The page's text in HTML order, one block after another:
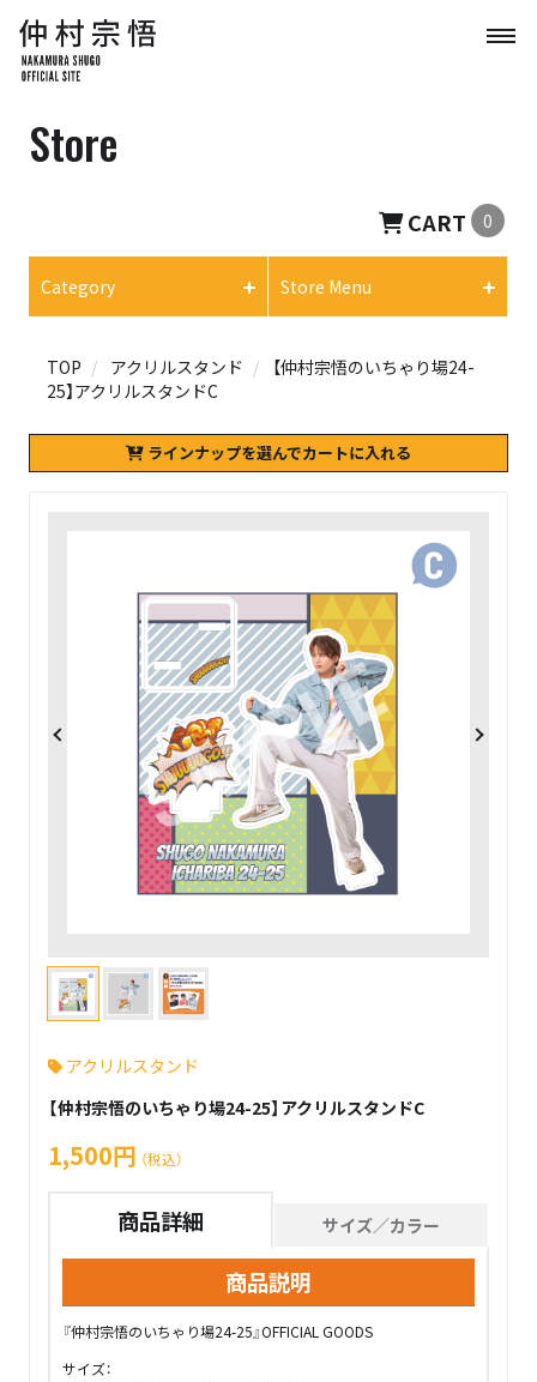
Store
CART 0
Category Store Menu
TOP アクリルスタンド
【仲村宗悟のいちゃり場24-
25】アクリルスタンドC
ラインナップを選んでカートに入れる
アクリルスタンド
【仲村宗悟のいちゃり場24-25】アクリルスタンドC
1,500円 （税込）
商品詳細 サイズ／カラー
商品説明
『仲村宗悟のいちゃり場24-25』OFFICIAL GOODS
サイズ：